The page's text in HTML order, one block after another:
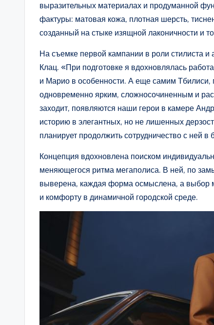
выразительных материалах и продуманной
фактуры: матовая кожа, плотная шерсть,
созданный на стыке изящной лаконичности и
На съемке первой кампании в роли стилиста и
Клац. «При подготовке я вдохновлялась
и Марио в особенности. А еще самим Тбилиси,
одновременно ярким, сложносочиненным и
заходит, появляются наши герои в камере
историю в элегантных, но не лишенных
планирует продолжить сотрудничество с ней в
Концепция вдохновлена поиском
меняющегося ритма мегаполиса. В ней, по
выверена, каждая форма осмыслена, а выбор
и комфорту в динамичной городской среде.